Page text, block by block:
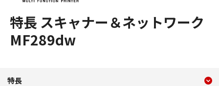
特長 スキャナー＆ネットワーク
MF289dw
特長 スキャナー＆ネット
特長